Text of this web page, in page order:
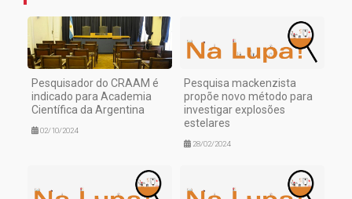
Pesquisador do CRAAM é
indicado para Academia
Científica da Argentina
02/10/2024
Pesquisa mackenzista
propõe novo método para
investigar explosões
estelares
28/02/2024